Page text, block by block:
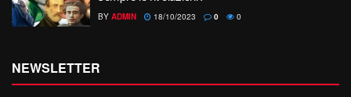
BY ADMIN 18/10/2023 0 0
NEWSLETTER